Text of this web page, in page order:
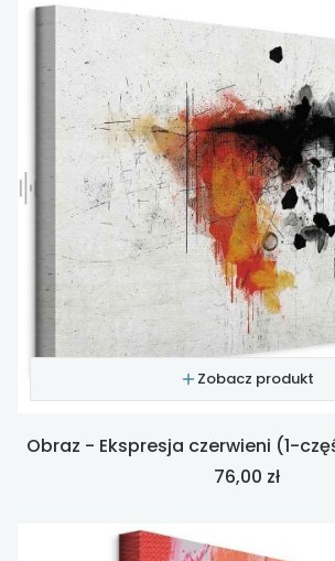
Zobacz produkt
Obraz - Ekspresja czerwieni (1-
Cena
76,00 zł